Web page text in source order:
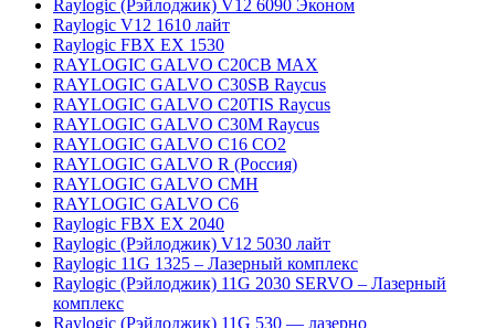
Raylogic (Рэйлоджик) V12 6090 Эконом
Raylogic V12 1610 лайт
Raylogic FBX EX 1530
RAYLOGIC GALVO С20CB MAX
RAYLOGIC GALVO С30SB Raycus
RAYLOGIC GALVO C20TIS Raycus
RAYLOGIC GALVO С30M Raycus
RAYLOGIC GALVO С16 CO2
RAYLOGIC GALVO R (Россия)
RAYLOGIC GALVO CMH
RAYLOGIC GALVO С6
Raylogic FBX EX 2040
Raylogic (Рэйлоджик) V12 5030 лайт
Raylogic 11G 1325 – Лазерный комплекс
Raylogic (Рэйлоджик) 11G 2030 SERVO – Лазерный
комплекс
Raylogic (Рэйлоджик) 11G 530 — лазерно